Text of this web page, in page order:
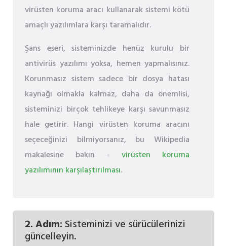
virüsten koruma aracı kullanarak sistemi kötü
amaçlı yazılımlara karşı taramalıdır.
Şans eseri, sisteminizde henüz kurulu bir
antivirüs yazılımı yoksa, hemen yapmalısınız.
Korunmasız sistem sadece bir dosya hatası
kaynağı olmakla kalmaz, daha da önemlisi,
sisteminizi birçok tehlikeye karşı savunmasız
hale getirir. Hangi virüsten koruma aracını
seçeceğinizi bilmiyorsanız, bu Wikipedia
makalesine bakın - virüsten koruma
yazılımının karşılaştırılması.
2. Adım: Sisteminizi ve sürücülerinizi
güncelleyin.